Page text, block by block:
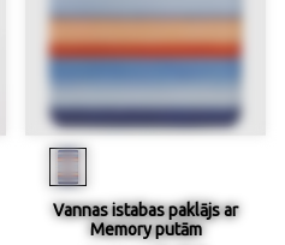
Vannas istabas paklājs ar
Memory putām